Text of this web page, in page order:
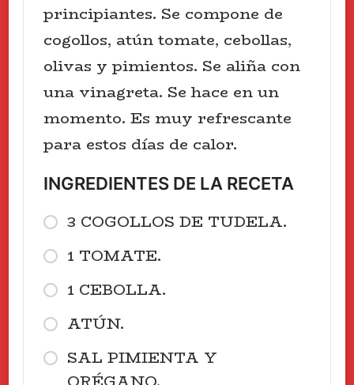
principiantes. Se compone de
cogollos, atún tomate, cebollas,
olivas y pimientos. Se aliña con
una vinagreta. Se hace en un
momento. Es muy refrescante
para estos días de calor.
INGREDIENTES DE LA RECETA
3 COGOLLOS DE TUDELA.
1 TOMATE.
1 CEBOLLA.
ATÚN.
SAL PIMIENTA Y